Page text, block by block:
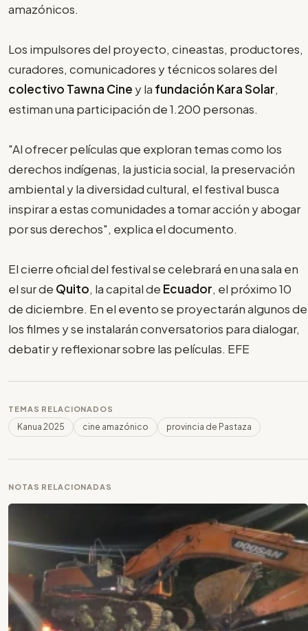
amazónicos.
Los impulsores del proyecto, cineastas, productores,
curadores, comunicadores y técnicos solares del
colectivo Tawna Cine y la fundación Kara Solar,
estiman una participación de 1.200 personas.
"Al ofrecer películas que exploran temas como los
derechos indígenas, la justicia social, la preservación
ambiental y la diversidad cultural, el festival busca
inspirar a estas comunidades a tomar acción y abogar
por sus derechos", explica el documento.
El cierre oficial del festival se celebrará en una sala en
el sur de Quito, la capital de Ecuador, el próximo 10
de diciembre. En el evento se proyectarán algunos de
los filmes y se instalarán conversatorios para dialogar,
debatir y reflexionar sobre las películas. EFE
TEMAS RELACIONADOS
Kanua 2025 cine amazónico provincia de Pastaza
NOTAS RELACIONADAS